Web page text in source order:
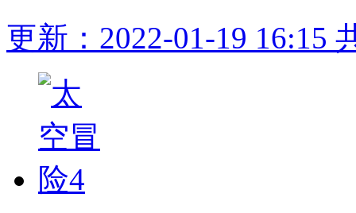
更新：2022-01-19 16:15